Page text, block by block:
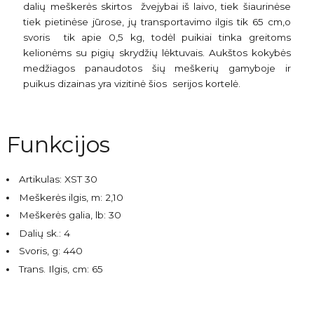
dalių meškerės skirtos
žvejybai iš laivo, tiek šiaurinėse
tiek pietinėse jūrose, jų transportavimo ilgis tik 65 cm,o
svoris
tik apie 0,5 kg, todėl puikiai tinka greitoms
kelionėms su pigių skrydžių lėktuvais. Aukštos kokybės
medžiagos panaudotos šių meškerių gamyboje ir
puikus dizainas yra vizitinė šios serijos kortelė.
Funkcijos
Artikulas: XST 30
Meškerės ilgis, m: 2,10
Meškerės galia, lb: 30
Dalių sk.: 4
Svoris, g: 440
Trans. Ilgis, cm: 65